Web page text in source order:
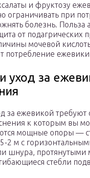
и фруктозу
ограничивать при
болезнь. Польза
от подагрических
мочевой
потребление
уход за
за ежевикой
к которым вы
мощные опоры —
2 м с
шнура, протянутыми
стебли